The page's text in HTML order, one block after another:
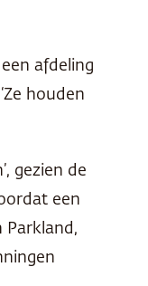
afdeling
houden
gezien de
een
Parkland,